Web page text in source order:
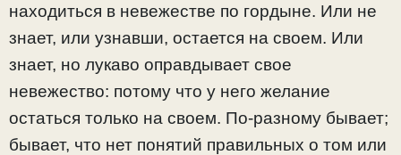
находиться в невежестве по гордыне. Или не
знает, или узнавши, остается на своем. Или
знает, но лукаво оправдывает свое
невежество: потому что у него желание
остаться только на своем. По-разному бывает;
бывает, что нет понятий правильных о том или